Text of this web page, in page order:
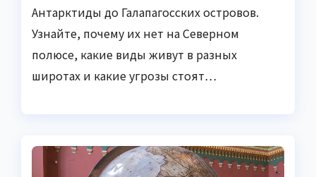
Антарктиды до Галапагосских островов.
Узнайте, почему их нет на Северном
полюсе, какие виды живут в разных
широтах и какие угрозы стоят…